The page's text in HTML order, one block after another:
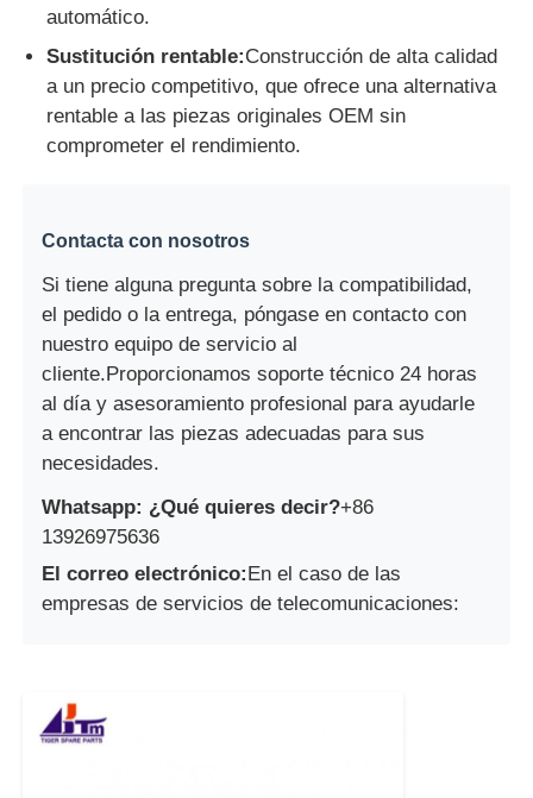
automático.
Sustitución rentable:Construcción de alta calidad
a un precio competitivo, que ofrece una alternativa
rentable a las piezas originales OEM sin
comprometer el rendimiento.
Contacta con nosotros
Si tiene alguna pregunta sobre la compatibilidad,
el pedido o la entrega, póngase en contacto con
nuestro equipo de servicio al
cliente.Proporcionamos soporte técnico 24 horas
al día y asesoramiento profesional para ayudarle
a encontrar las piezas adecuadas para sus
necesidades.
Whatsapp: ¿Qué quieres decir?+86
13926975636
El correo electrónico:En el caso de las
empresas de servicios de telecomunicaciones: